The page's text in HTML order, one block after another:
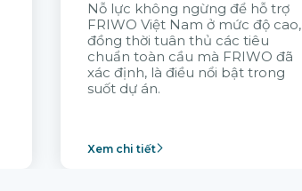
Nỗ lực không ngừng để hỗ trợ
FRIWO Việt Nam ở mức độ cao,
đồng thời tuân thủ các tiêu
chuẩn toàn cầu mà FRIWO đã
xác định, là điều nổi bật trong
suốt dự án.
Xem chi tiết